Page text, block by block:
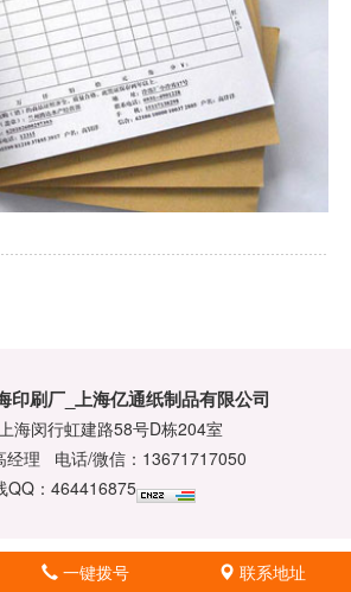
印刷厂_上海亿通纸制品有限公司
海闵行虹建路58号D栋204室
经理 电话/微信：13671717050
QQ：464416875
一键拨号 联系地址